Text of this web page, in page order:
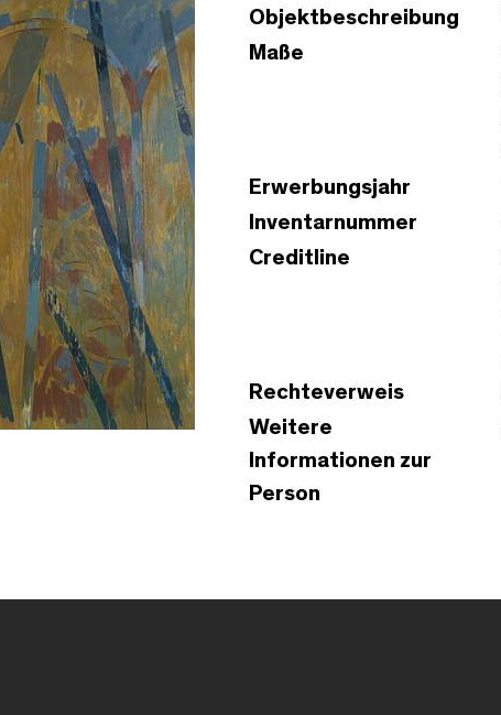
Objektbeschreibung
Maße
Erwerbungsjahr
Inventarnummer
Creditline
Rechteverweis
Weitere
Informationen zur
Person